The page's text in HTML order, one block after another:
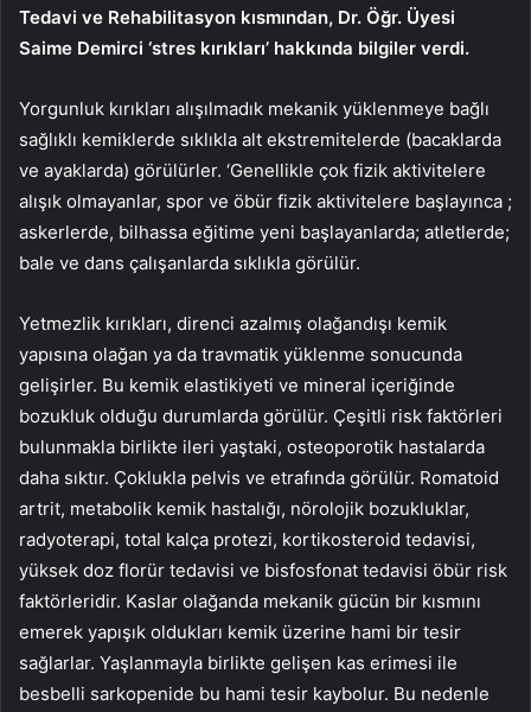
Tedavi ve Rehabilitasyon kısmından, Dr. Öğr. Üyesi
Saime Demirci ‘stres kırıkları’ hakkında bilgiler verdi.
Yorgunluk kırıkları alışılmadık mekanik yüklenmeye bağlı
sağlıklı kemiklerde sıklıkla alt ekstremitelerde (bacaklarda
ve ayaklarda) görülürler. ‘Genellikle çok fizik aktivitelere
alışık olmayanlar, spor ve öbür fizik aktivitelere başlayınca ;
askerlerde, bilhassa eğitime yeni başlayanlarda; atletlerde;
bale ve dans çalışanlarda sıklıkla görülür.
Yetmezlik kırıkları, direnci azalmış olağandışı kemik
yapısına olağan ya da travmatik yüklenme sonucunda
gelişirler. Bu kemik elastikiyeti ve mineral içeriğinde
bozukluk olduğu durumlarda görülür. Çeşitli risk faktörleri
bulunmakla birlikte ileri yaştaki, osteoporotik hastalarda
daha sıktır. Çoklukla pelvis ve etrafında görülür. Romatoid
artrit, metabolik kemik hastalığı, nörolojik bozukluklar,
radyoterapi, total kalça protezi, kortikosteroid tedavisi,
yüksek doz florür tedavisi ve bisfosfonat tedavisi öbür risk
faktörleridir. Kaslar olağanda mekanik gücün bir kısmını
emerek yapışık oldukları kemik üzerine hami bir tesir
sağlarlar. Yaşlanmayla birlikte gelişen kas erimesi ile
besbelli sarkopenide bu hami tesir kaybolur. Bu nedenle